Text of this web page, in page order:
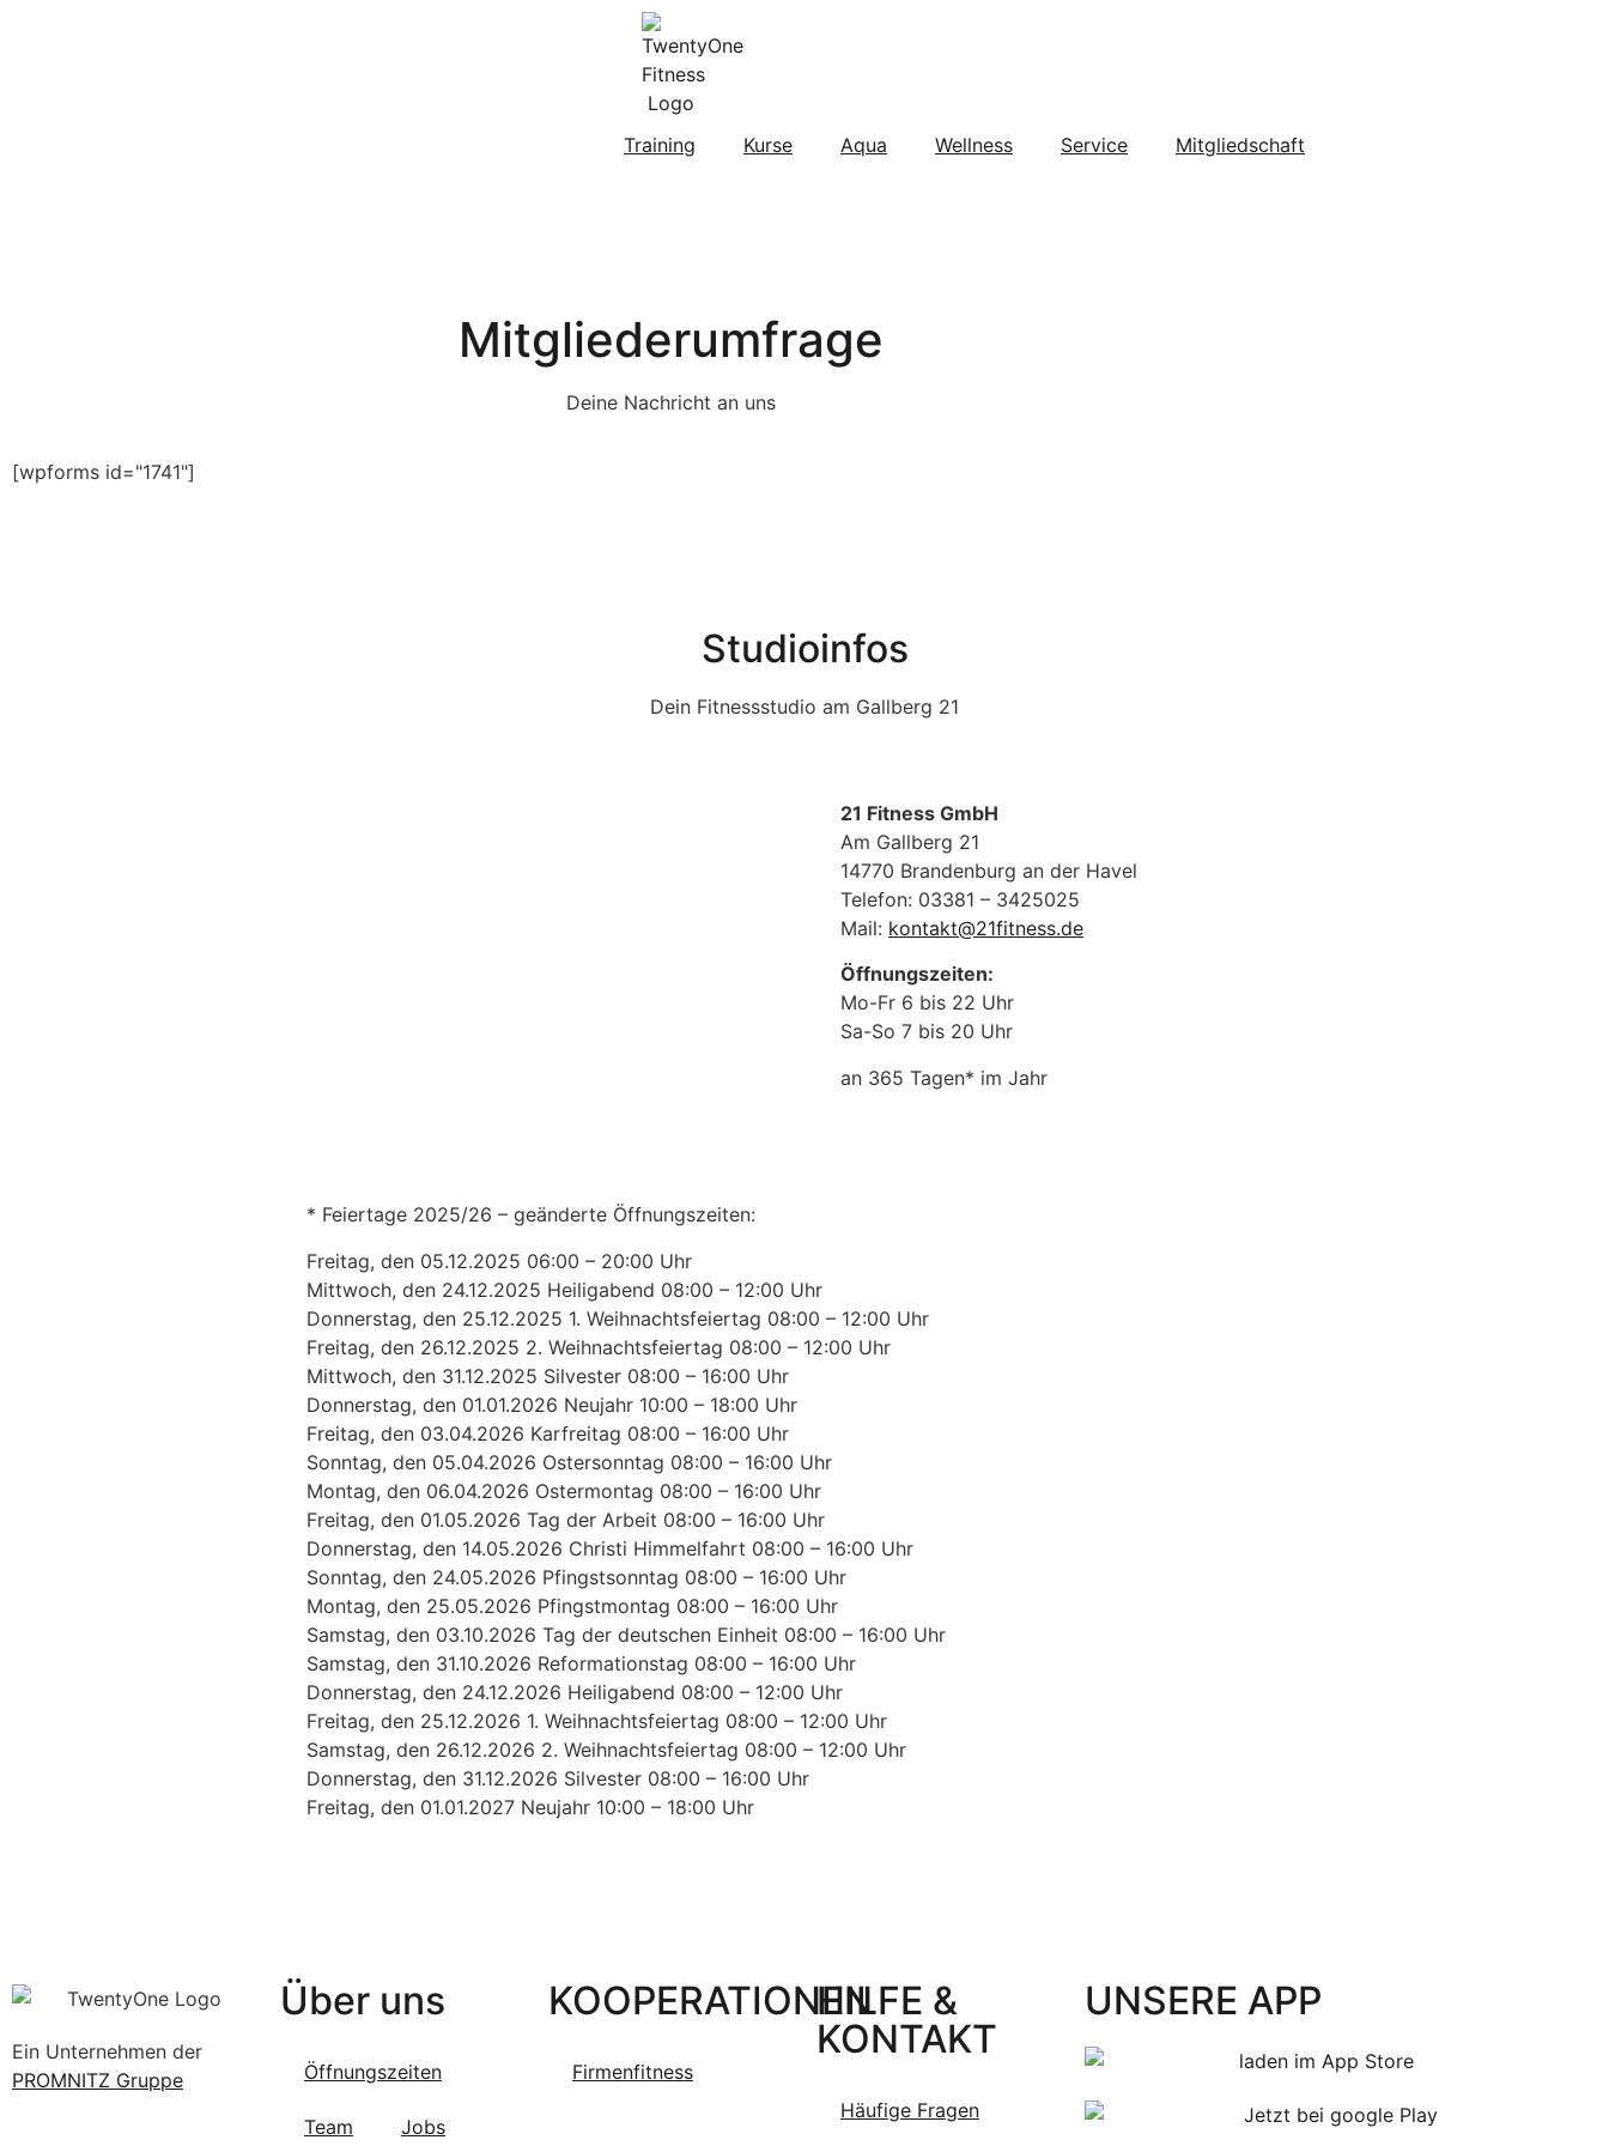
Training Kurse Aqua Wellness Service Mitgliedschaft
Mitgliederumfrage
Deine Nachricht an uns
[wpforms id="1741"]
Studioinfos
Dein Fitnessstudio am Gallberg 21
21 Fitness GmbH
Am Gallberg 21
14770 Brandenburg an der Havel
Telefon: 03381 – 3425025
Mail: kontakt@21fitness.de
Öffnungszeiten:
Mo-Fr 6 bis 22 Uhr
Sa-So 7 bis 20 Uhr
an 365 Tagen* im Jahr
* Feiertage 2025/26 – geänderte Öffnungszeiten:
Freitag, den 05.12.2025 06:00 – 20:00 Uhr
Mittwoch, den 24.12.2025 Heiligabend 08:00 – 12:00 Uhr
Donnerstag, den 25.12.2025 1. Weihnachtsfeiertag 08:00 – 12:00 Uhr
Freitag, den 26.12.2025 2. Weihnachtsfeiertag 08:00 – 12:00 Uhr
Mittwoch, den 31.12.2025 Silvester 08:00 – 16:00 Uhr
Donnerstag, den 01.01.2026 Neujahr 10:00 – 18:00 Uhr
Freitag, den 03.04.2026 Karfreitag 08:00 – 16:00 Uhr
Sonntag, den 05.04.2026 Ostersonntag 08:00 – 16:00 Uhr
Montag, den 06.04.2026 Ostermontag 08:00 – 16:00 Uhr
Freitag, den 01.05.2026 Tag der Arbeit 08:00 – 16:00 Uhr
Donnerstag, den 14.05.2026 Christi Himmelfahrt 08:00 – 16:00 Uhr
Sonntag, den 24.05.2026 Pfingstsonntag 08:00 – 16:00 Uhr
Montag, den 25.05.2026 Pfingstmontag 08:00 – 16:00 Uhr
Samstag, den 03.10.2026 Tag der deutschen Einheit 08:00 – 16:00 Uhr
Samstag, den 31.10.2026 Reformationstag 08:00 – 16:00 Uhr
Donnerstag, den 24.12.2026 Heiligabend 08:00 – 12:00 Uhr
Freitag, den 25.12.2026 1. Weihnachtsfeiertag 08:00 – 12:00 Uhr
Samstag, den 26.12.2026 2. Weihnachtsfeiertag 08:00 – 12:00 Uhr
Donnerstag, den 31.12.2026 Silvester 08:00 – 16:00 Uhr
Freitag, den 01.01.2027 Neujahr 10:00 – 18:00 Uhr
Ein Unternehmen der
PROMNITZ Gruppe
Über uns
Öffnungszeiten
Team Jobs
KOOPERATIONEN
Firmenfitness
HILFE &
KONTAKT
Häufige Fragen
UNSERE APP